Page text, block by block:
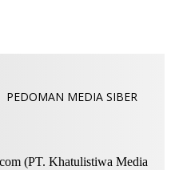
PEDOMAN MEDIA SIBER
(PT. Khatulistiwa Media